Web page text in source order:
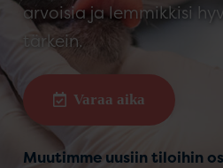
arvoisia ja lemmikkisi
tärkein.
Varaa aika
Muutimme uusiin tiloihin